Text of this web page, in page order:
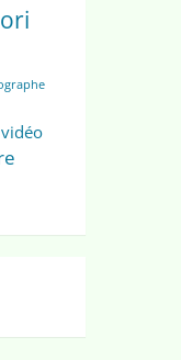
vidéo